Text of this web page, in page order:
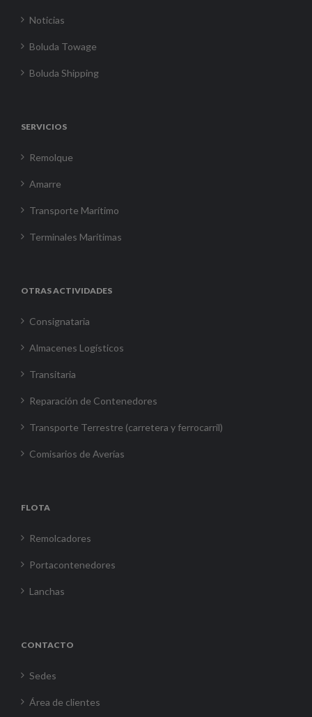
Noticias
Boluda Towage
Boluda Shipping
SERVICIOS
Remolque
Amarre
Transporte Marítimo
Terminales Marítimas
OTRAS ACTIVIDADES
Consignataria
Almacenes Logísticos
Transitaria
Reparación de Contenedores
Transporte Terrestre (carretera y ferrocarril)
Comisarios de Averías
FLOTA
Remolcadores
Portacontenedores
Lanchas
CONTACTO
Sedes
Área de clientes